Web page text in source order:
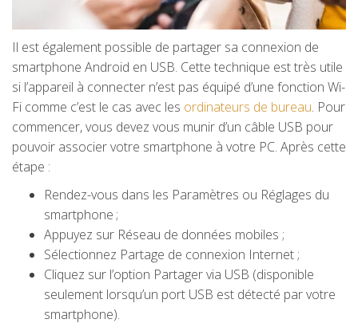
Il est également possible de partager sa connexion de
smartphone Android en USB. Cette technique est très utile
si l’appareil à connecter n’est pas équipé d’une fonction Wi-
Fi comme c’est le cas avec les ordinateurs de bureau. Pour
commencer, vous devez vous munir d’un câble USB pour
pouvoir associer votre smartphone à votre PC. Après cette
étape :
Rendez-vous dans les Paramètres ou Réglages du
smartphone ;
Appuyez sur Réseau de données mobiles ;
Sélectionnez Partage de connexion Internet ;
Cliquez sur l’option Partager via USB (disponible
seulement lorsqu’un port USB est détecté par votre
smartphone).